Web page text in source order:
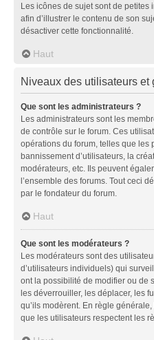
Les icônes de sujet sont de petites
afin d’illustrer le contenu de son
désactiver cette fonctionnalité.
Haut
Niveaux des utilisateurs et
Que sont les administrateurs ?
Les administrateurs sont les
de contrôle sur le forum. Ces
opérations du forum, telles que les
bannissement d’utilisateurs, la
modérateurs, etc. Ils peuvent
l’ensemble des forums. Tout ceci
par le fondateur du forum.
Haut
Que sont les modérateurs ?
Les modérateurs sont des
d’utilisateurs individuels) qui
ont la possibilité de modifier ou de
les déverrouiller, les déplacer, les
qu’ils modèrent. En règle
que les utilisateurs respectent les